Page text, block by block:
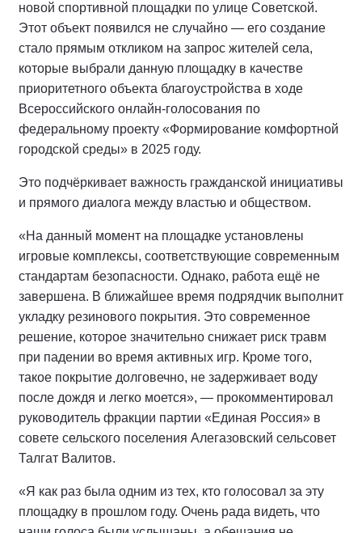
новой спортивной площадки по улице Советской.
Этот объект появился не случайно — его создание
стало прямым откликом на запрос жителей села,
которые выбрали данную площадку в качестве
приоритетного объекта благоустройства в ходе
Всероссийского онлайн-голосования по
федеральному проекту «Формирование комфортной
городской среды» в 2025 году.
Это подчёркивает важность гражданской инициативы
и прямого диалога между властью и обществом.
«На данный момент на площадке установлены
игровые комплексы, соответствующие современным
стандартам безопасности. Однако, работа ещё не
завершена. В ближайшее время подрядчик выполнит
укладку резинового покрытия. Это современное
решение, которое значительно снижает риск травм
при падении во время активных игр. Кроме того,
такое покрытие долговечно, не задерживает воду
после дождя и легко моется», — прокомментировал
руководитель фракции партии «Единая Россия» в
совете сельского поселения Алегазовский сельсовет
Талгат Валитов.
«Я как раз была одним из тех, кто голосовал за эту
площадку в прошлом году. Очень рада видеть, что